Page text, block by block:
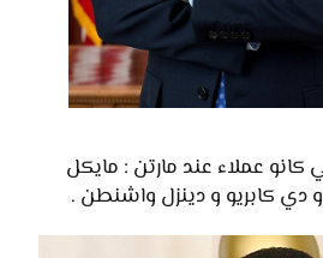
كانو عملاء عند مارتن : مايكل
دي كابريو و دينزل واشنطن .